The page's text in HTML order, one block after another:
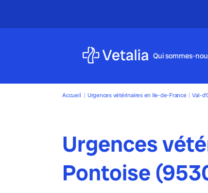
Qui sommes-
Accueil | Urgences vétérinaires en Ile-de-France | Val-
Urgences
Pontoise